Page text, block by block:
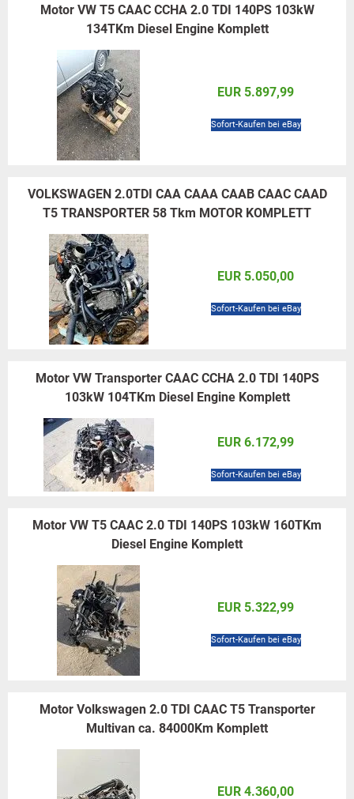
Motor VW T5 CAAC CCHA 2.0 TDI 140PS 103kW
134TKm Diesel Engine Komplett
EUR 5.897,99
Sofort-Kaufen bei eBay
VOLKSWAGEN 2.0TDI CAA CAAA CAAB CAAC CAAD
T5 TRANSPORTER 58 Tkm MOTOR KOMPLETT
EUR 5.050,00
Sofort-Kaufen bei eBay
Motor VW Transporter CAAC CCHA 2.0 TDI 140PS
103kW 104TKm Diesel Engine Komplett
EUR 6.172,99
Sofort-Kaufen bei eBay
Motor VW T5 CAAC 2.0 TDI 140PS 103kW 160TKm
Diesel Engine Komplett
EUR 5.322,99
Sofort-Kaufen bei eBay
Motor Volkswagen 2.0 TDI CAAC T5 Transporter
Multivan ca. 84000Km Komplett
EUR 4.360,00